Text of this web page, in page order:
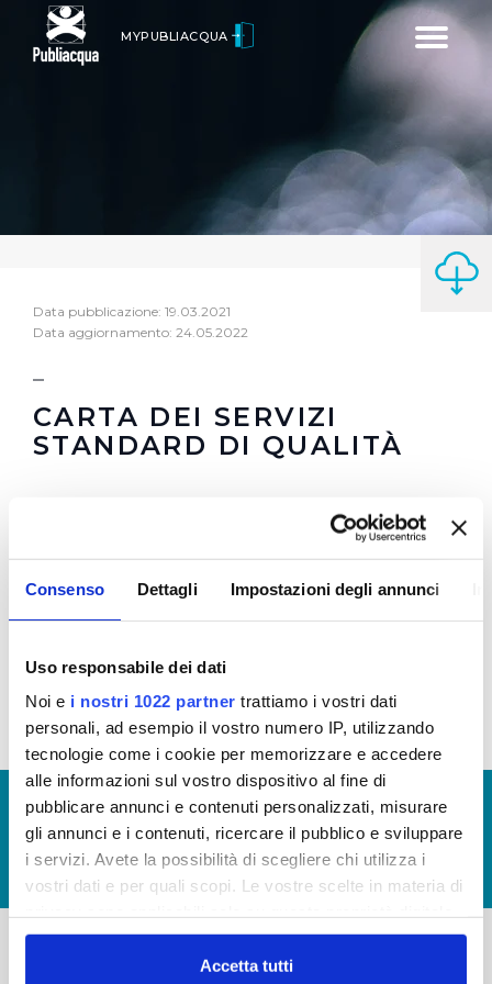
Consenso Dettagli Impostazioni degli annunci
Uso responsabile dei dati
Noi e i nostri 1022 partner trattiamo i vostri dati
personali, ad esempio il vostro numero IP, utilizzando
tecnologie come i cookie per memorizzare e accedere
alle informazioni sul vostro dispositivo al fine di
pubblicare annunci e contenuti personalizzati, misurare
gli annunci e i contenuti, ricercare il pubblico e sviluppare
i servizi. Avete la possibilità di scegliere chi utilizza i
vostri dati e per quali scopi. Le vostre scelte in materia di
in cui avete effettuato le vostre scelte. È possibile
modificare o revocare il proprio consenso in qualsiasi
Accetta tutti
Toggle
MYPUBLIACQUA
Data pubblicazione: 19.03.2021
Data aggiornamento: 24.05.2022
CARTA DEI SERVIZI
STANDARD DI QUALITÀ
La Carta del Servizio in vigore dal 1 gennaio 2020
è quella approvata con delibera del Consiglio
Direttivo n. 21 del 16 dicembre 2019 (clicca qui)
Standard di qualità commerciale (dati 2021)
© Copyright 2017 - 2026
GLOSSARIO
GIUDICA IL SERVIZIO
LAVORA CON NOI